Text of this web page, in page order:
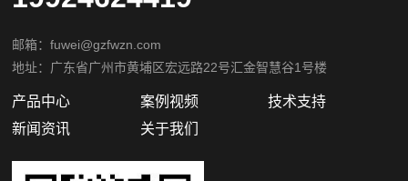
邮箱：fuwei@gzfwzn.com
地址：广东省广州市黄埔区宏远路22号汇金智慧谷1号楼
产品中心 案例视频
技术支持
新闻资讯
关于我们